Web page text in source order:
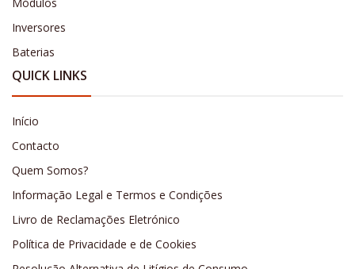
Inversores
Baterias
QUICK LINKS
Início
Contacto
Quem Somos?
Informação Legal e Termos e Condições
Livro de Reclamações Eletrónico
Política de Privacidade e de Cookies